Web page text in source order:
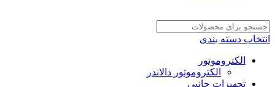
انتخاب دسته بندی
الکتروموتور
الکتروموتور دالاندر
تجهیزات جانبی